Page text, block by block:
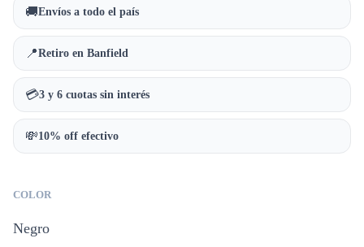
🚚Envíos a todo el país
📍Retiro en Banfield
💳3 y 6 cuotas sin interés
💸10% off efectivo
COLOR